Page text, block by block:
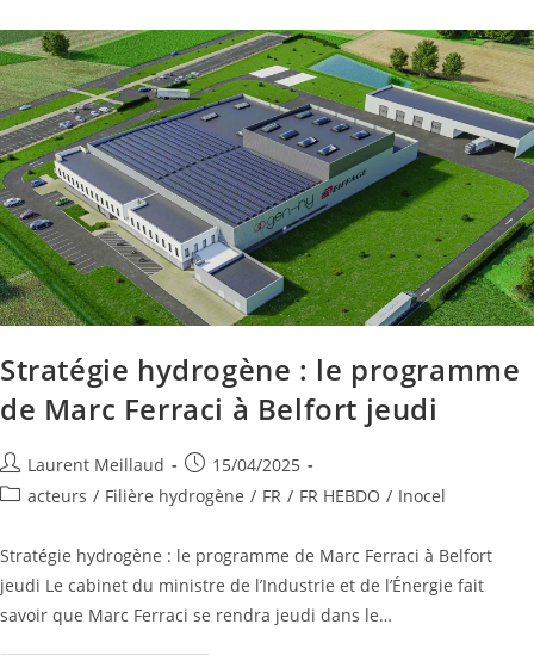
Stratégie hydrogène : le programme
de Marc Ferraci à Belfort jeudi
Laurent Meillaud
15/04/2025
acteurs / Filière hydrogène / FR / FR HEBDO / Inocel
Stratégie hydrogène : le programme de Marc Ferraci à Belfort
jeudi Le cabinet du ministre de l’Industrie et de l’Énergie fait
savoir que Marc Ferraci se rendra jeudi dans le…